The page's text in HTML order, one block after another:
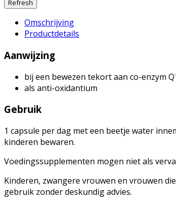
Omschrijving
Productdetails
Aanwijzing
bij een bewezen tekort aan co-enzym
als anti-oxidantium
Gebruik
1 capsule per dag met een beetje water
kinderen bewaren.
Voedingssupplementen mogen niet als
Kinderen, zwangere vrouwen en vrouwen
gebruik zonder deskundig advies.